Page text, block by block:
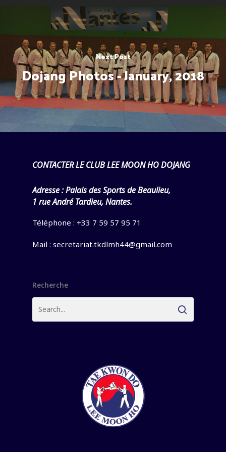
Next Post
Dojang Photos - January, 2018
CONTACTER LE CLUB LEE MOON HO DOJANG
Adresse :Palais des Sports de Beaulieu,
1 rue André Tardieu, Nantes.
Téléphone : +33 7 59 57 95 71
Mail : secretariat.tkdlmh44@gmail.com
Recherche
Palmarès
Pande Dolyeu Tchagui
Actualités
Histoire en Image
Stage
Album de Voyages
Dojang/Club
Horaires et plan
Inscription enfants et
Vie du club
Taekwondo
Lexique
Poomsés
Photos
Presse
Seoul National
Français
Français
English